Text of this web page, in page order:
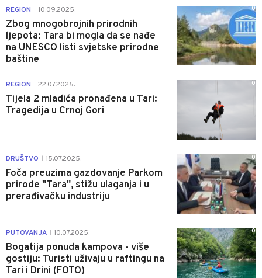
REGION 10.09.2025.
Zbog mnogobrojnih prirodnih
ljepota: Tara bi mogla da se nađe
na UNESCO listi svjetske prirodne
baštine
0
REGION 22.07.2025.
Tijela 2 mladića pronađena u Tari:
Tragedija u Crnoj Gori
0
DRUŠTVO 15.07.2025.
Foča preuzima gazdovanje Parkom
prirode "Tara", stižu ulaganja i u
prerađivačku industriju
0
PUTOVANJA 10.07.2025.
Bogatija ponuda kampova - više
gostiju: Turisti uživaju u raftingu na
Tari i Drini (FOTO)
0